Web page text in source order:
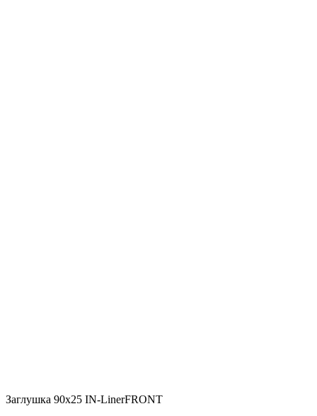
Заглушка 90х25 IN-LinerFRONT